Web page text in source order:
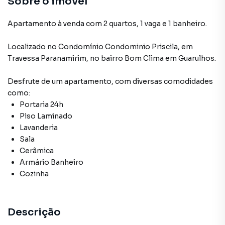
Apartamento à venda com 2 quartos, 1 vaga e 1 banheiro.
Localizado no Condomínio Condominio Priscila, em
Travessa Paranamirim, no bairro Bom Clima em Guarulhos.
Desfrute de um apartamento, com diversas comodidades
como:
Portaria 24h
Piso Laminado
Lavanderia
Sala
Cerâmica
Armário Banheiro
Cozinha
Descrição